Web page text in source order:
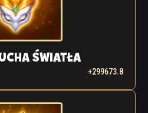
ŚWIATŁA
+299673.8